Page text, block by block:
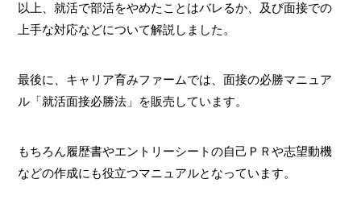
以上、就活で部活をやめたことはバレるか、及び面接での
上手な対応などについて解説しました。
最後に、キャリア育みファームでは、面接の必勝マニュア
ル「就活面接必勝法」を販売しています。
もちろん履歴書やエントリーシートの自己ＰＲや志望動機
などの作成にも役立つマニュアルとなっています。